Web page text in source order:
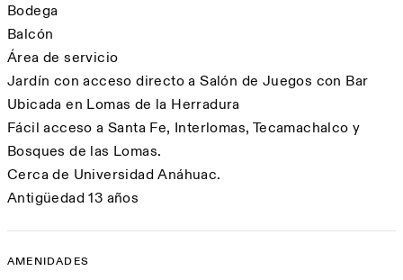
Bodega
Balcón
Área de servicio
Jardín con acceso directo a Salón de Juegos con Bar
Ubicada en Lomas de la Herradura
Fácil acceso a Santa Fe, Interlomas, Tecamachalco y
Bosques de las Lomas.
Cerca de Universidad Anáhuac.
Antigüedad 13 años
Amenidades
AMENIDADES